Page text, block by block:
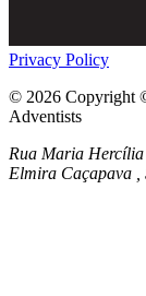
Privacy Policy
© 2026 Copyright
Adventists
Rua Maria
Elmira Caçapava